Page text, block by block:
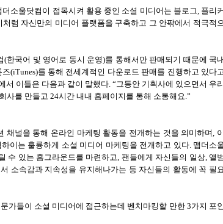
소울닷컴이 접목시켜 활용 중인 소셜 미디어는 블로그, 플리커
처럼 자신만의 미디어 플랫폼을 구축하고 그 안팎에서 적극적
(한국어 및 영어로 동시 운영)를 통해서만 판매되기 때문에 국내
즈(iTunes)를 통해 전세계적인 다운로드 판매를 진행하고 있다
서 이들은 다음과 같이 말했다. “그동안 기획사에 있으면서 우리
사를 만들고 24시간 내내 홈페이지를 통해 소통해요.”
채널을 통해 온라인 마케팅 활동을 전개하는 것을 의미하며, 이
하이는 훌륭하게 소셜 미디어 마케팅을 전개하고 있다. 맵더소
수 있는 홈그라운드를 마련하고, 팬들에게 자신들의 일상,앨범
소속감과 지속성을 유지해나가는 등 자신들의 활동에 꼭 필
가들이 소셜 미디어에 접근하는데 벤치마킹할 만한 3가지 포인